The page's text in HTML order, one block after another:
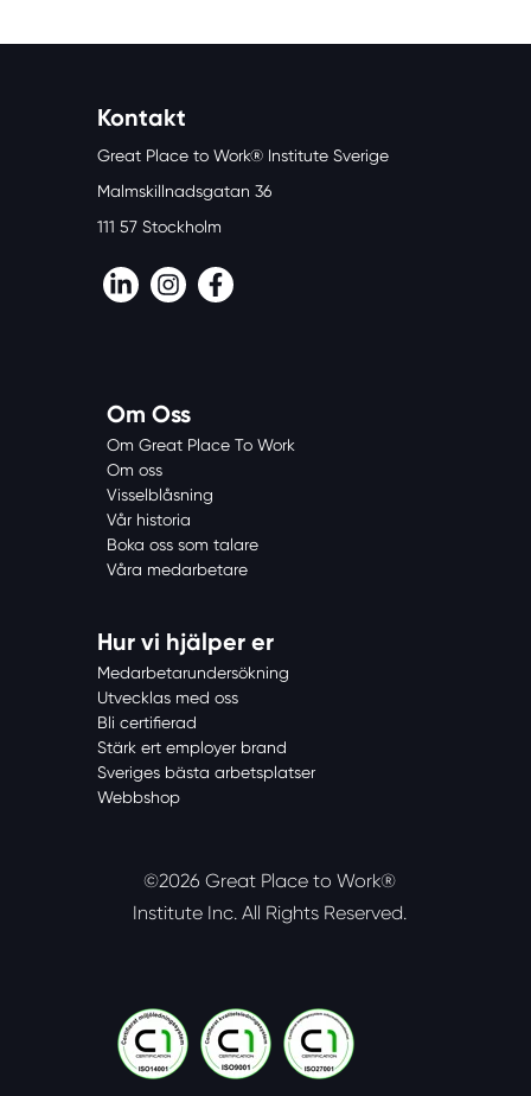
Kontakt
Great Place to Work® Institute Sverige
Malmskillnadsgatan 36
111 57 Stockholm
LinkedInInstagramFacebook
Om Oss
Om Great Place To Work
Om oss
Visselblåsning
Vår historia
Boka oss som talare
Våra medarbetare
Hur vi hjälper er
Medarbetarundersökning
Utvecklas med oss
Bli certifierad
Stärk ert employer brand
Sveriges bästa arbetsplatser
Webbshop
©2026 Great Place to Work®
Institute Inc. All Rights Reserved.